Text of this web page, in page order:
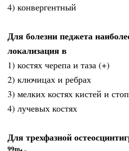
4) конвергентный
Для болезни педжета
локализация в
1) костях черепа и таза (+)
2) ключицах и ребрах
3) мелких костях кистей и стоп
4) лучевых костях
Для трехфазной